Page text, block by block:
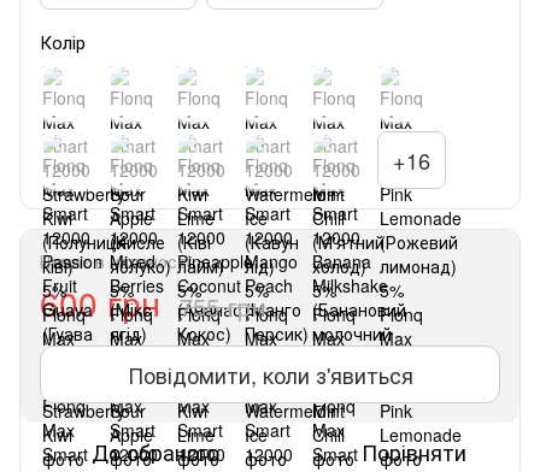
Колір
+16
Немає в наявності
600 грн 755 грн
Повідомити, коли з'явиться
До обраного Порівняти